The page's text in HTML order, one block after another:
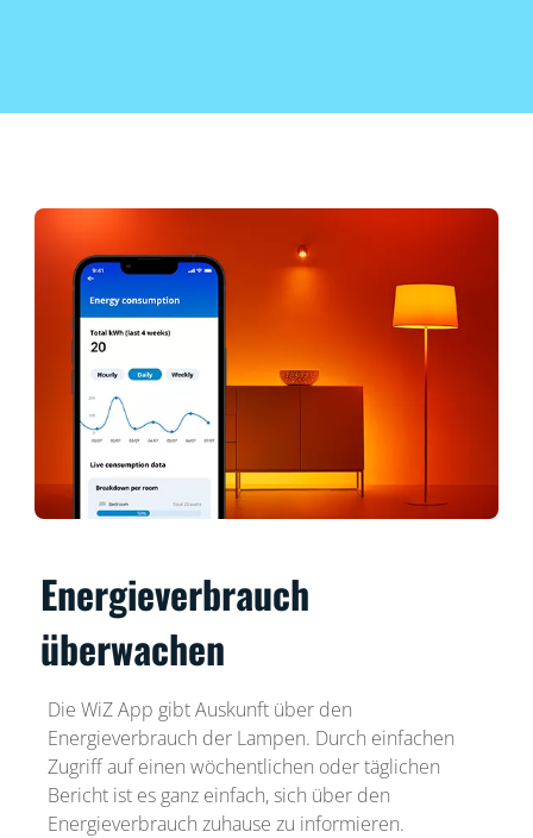
Energieverbrauch
überwachen
Die WiZ App gibt Auskunft über den
Energieverbrauch der Lampen. Durch einfachen
Zugriff auf einen wöchentlichen oder täglichen
Bericht ist es ganz einfach, sich über den
Energieverbrauch zuhause zu informieren.